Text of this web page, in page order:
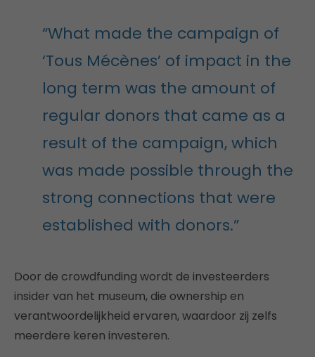
“What made the campaign of
‘Tous Mécènes’ of impact in the
long term was the amount of
regular donors that came as a
result of the campaign, which
was made possible through the
strong connections that were
established with donors.”
Door de crowdfunding wordt de investeerders
insider van het museum, die ownership en
verantwoordelijkheid ervaren, waardoor zij zelfs
meerdere keren investeren.